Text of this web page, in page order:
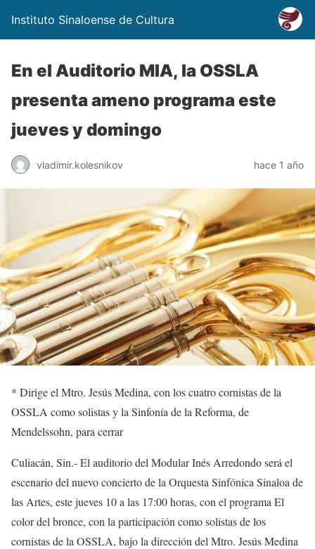
Instituto Sinaloense de Cultura
En el Auditorio MIA, la OSSLA
presenta ameno programa este
jueves y domingo
vladimir.kolesnikov hace 1 año
* Dirigeel Mtro. Jesús Medina, con los cuatro cornistas de la
OSSLA como solistas y la Sinfonía de la Reforma, de
Mendelssohn, para cerrar
Culiacán, Sin.-El auditorio del Modular Inés Arredondo será el
escenario del nuevo concierto de la Orquesta Sinfónica Sinaloa de
las Artes, este jueves 10 a las 17:00 horas, con el programa El
color del bronce, con la participación como solistas de los
cornistasde la OSSLA, bajo la dirección del Mtro. Jesús Medina